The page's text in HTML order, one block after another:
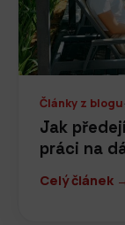
Články z blogu·
Jak
práci na
Celý článek